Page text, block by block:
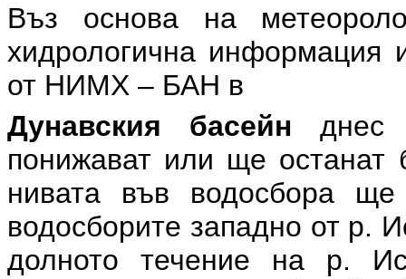
Въз основа на
хидрологична информация
от НИМХ – БАН в
Дунавския басейн днес
понижават или ще останат
нивата във водосбора
водосборите западно от р.
долното течение на р.